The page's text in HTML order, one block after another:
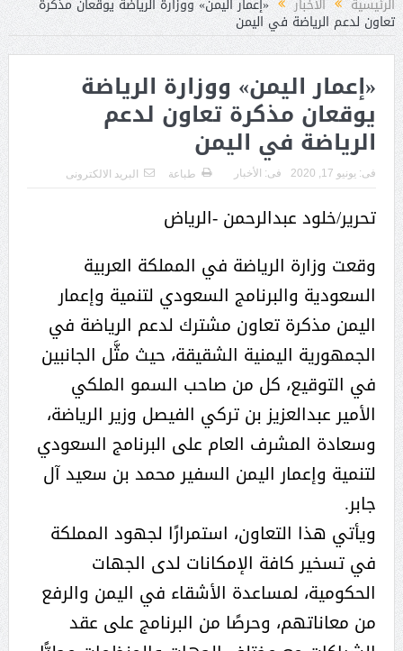
تعاون لدعم الرياضة في اليمن
«إعمار اليمن» ووزارة الرياضة
يوقعان مذكرة تعاون لدعم
الرياضة في اليمن
فى: يونيو 17, 2020 فى: الأخبار طباعة البريد الالكترونى
تحرير/خلود عبدالرحمن -الرياض
وقعت وزارة الرياضة في المملكة العربية
السعودية والبرنامج السعودي لتنمية وإعمار
اليمن مذكرة تعاون مشترك لدعم الرياضة في
الجمهورية اليمنية الشقيقة، حيث مثَّل الجانبين
في التوقيع، كل من صاحب السمو الملكي
الأمير عبدالعزيز بن تركي الفيصل وزير الرياضة،
وسعادة المشرف العام على البرنامج السعودي
لتنمية وإعمار اليمن السفير محمد بن سعيد آل
جابر.
ويأتي هذا التعاون، استمرارًا لجهود المملكة
في تسخير كافة الإمكانات لدى الجهات
الحكومية، لمساعدة الأشقاء في اليمن والرفع
من معاناتهم، وحرصًا من البرنامج على عقد